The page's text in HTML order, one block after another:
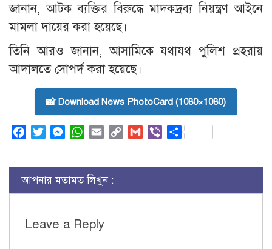
জানান, আটক ব্যক্তির বিরুদ্ধে মাদকদ্রব্য নিয়ন্ত্রণ আইনে
মামলা দায়ের করা হয়েছে।
তিনি আরও জানান, আসামিকে যথাযথ পুলিশ প্রহরায়
আদালতে সোপর্দ করা হয়েছে।
📸 Download News PhotoCard (1080×1080)
FacebookTwitterMessenger
WhatsApp
Email
Copy
Gmail ViberShare
আপনার মতামত লিখুন :
Leave a Reply